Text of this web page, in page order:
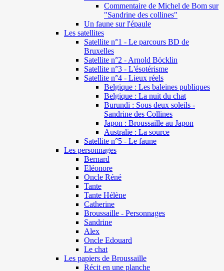
Commentaire de Michel de Bom sur
"Sandrine des collines"
Un faune sur l'épaule
Les satellites
Satellite n°1 - Le parcours BD de
Bruxelles
Satellite n°2 - Arnold Böcklin
Satellite n°3 - L'ésotérisme
Satellite n°4 - Lieux réels
Belgique : Les baleines publiques
Belgique : La nuit du chat
Burundi : Sous deux soleils -
Sandrine des Collines
Japon : Broussaille au Japon
Australie : La source
Satellite n°5 - Le faune
Les personnages
Bernard
Eléonore
Oncle Réné
Tante
Tante Hélène
Catherine
Broussaille - Personnages
Sandrine
Alex
Oncle Edouard
Le chat
Les papiers de Broussaille
Récit en une planche